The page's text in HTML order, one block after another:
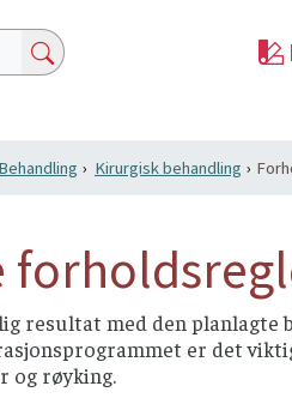
Behandling Kirurgisk behandling
resultat med den
er det
og røyking.